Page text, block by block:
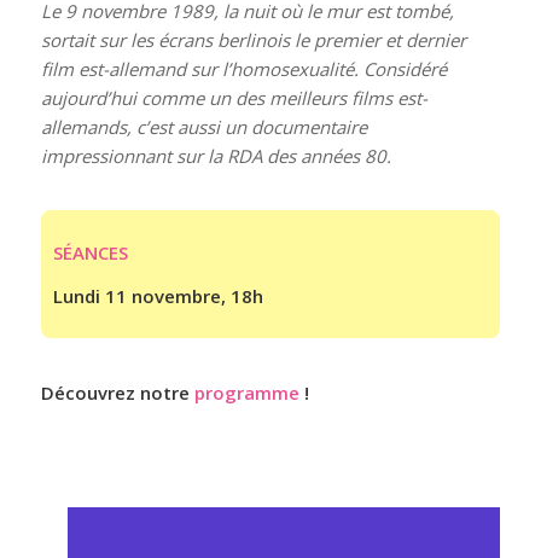
Le 9 novembre 1989, la nuit où le mur est tombé,
sortait sur les écrans berlinois le premier et dernier
film est-allemand sur l’homosexualité. Considéré
aujourd’hui comme un des meilleurs films est-
allemands, c’est aussi un documentaire
impressionnant sur la RDA des années 80.
SÉANCES
Lundi 11 novembre, 18h
Découvrez notre programme !